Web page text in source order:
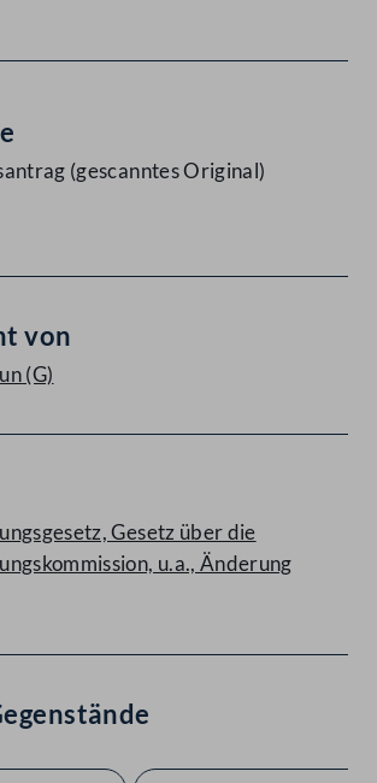
(gescanntes Original)
von
(G)
Gesetz über die
u.a., Änderung